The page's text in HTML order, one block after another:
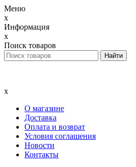
Меню
x
Информация
x
Поиск товаров
x
О магазине
Доставка
Оплата и возврат
Условия соглашения
Новости
Контакты